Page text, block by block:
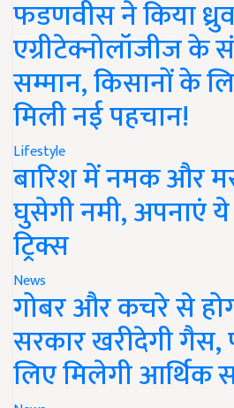
फडणवीस ने किया
एग्रीटेक्नोलॉजीज के
सम्मान, किसानों के
मिली नई पहचान!
Lifestyle
बारिश में नमक और
घुसेगी नमी, अपनाएं
ट्रिक्स
News
गोबर और कचरे से
सरकार खरीदेगी गैस,
लिए मिलेगी आर्थिक